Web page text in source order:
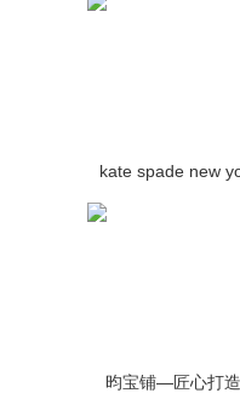
昀宝铺—匠心打